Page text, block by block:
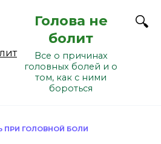
Голова не
болит
Все о причинах
головных болей и о
том, как с ними
бороться
ПРИ ГОЛОВНОЙ БОЛИ